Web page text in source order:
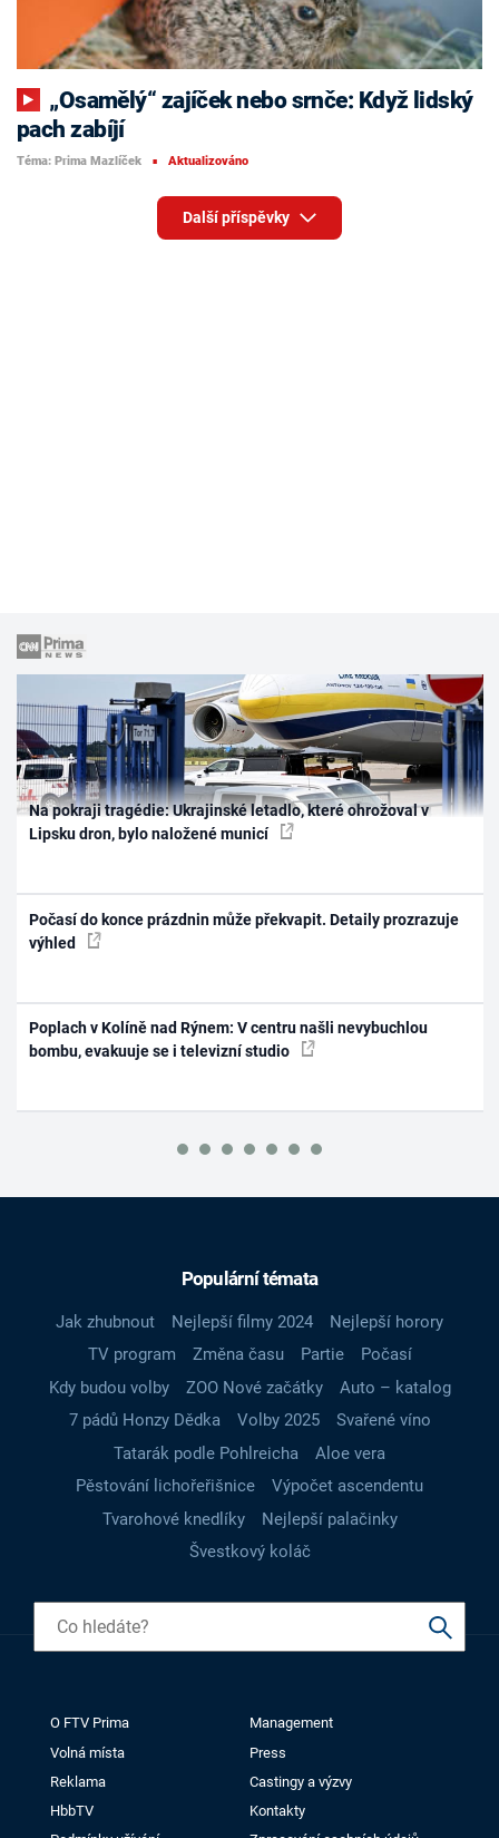
pach zabíjí
Téma: Prima Mazlíček ■ Aktualizováno
Další příspěvky
Na pokraji tragédie: Ukrajinské letadlo, které ohrožoval v
Lipsku dron, bylo naložené municí
Počasí do konce prázdnin může překvapit. Detaily prozrazuje
výhled
Poplach v Kolíně nad Rýnem: V centru našli nevybuchlou
bombu, evakuuje se i televizní studio
Populární témata
Jak zhubnout Nejlepší filmy 2024
Nejlepší horory
TV program
Změna času Partie
Počasí
Kdy budou volby
ZOO Nové začátky
Auto – katalog
7 pádů Honzy Dědka
Volby 2025
Svařené víno
Tatarák podle Pohlreicha
Aloe vera
Pěstování lichořeřišnice
Výpočet ascendentu
Tvarohové knedlíky
Nejlepší palačinky
Švestkový koláč
O FTV Prima
Management
Volná místa
Press
Reklama
Castingy a výzvy
HbbTV
Kontakty